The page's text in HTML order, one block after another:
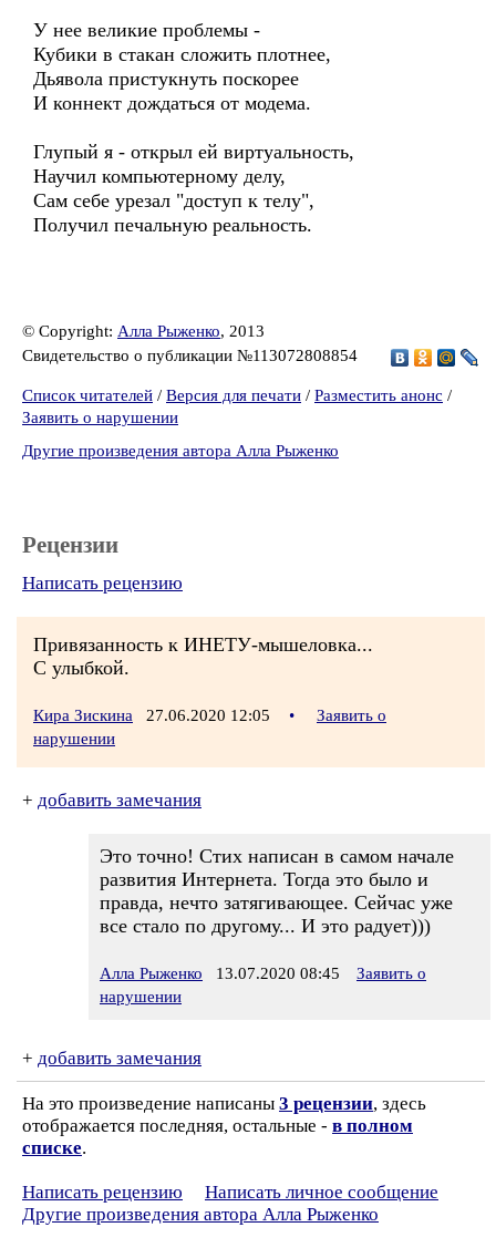
У нее великие проблемы -
Кубики в стакан сложить плотнее,
Дьявола пристукнуть поскорее
И коннект дождаться от модема.
Глупый я - открыл ей виртуальность,
Научил компьютерному делу,
Сам себе урезал "доступ к телу",
Получил печальную реальность.
© Copyright: Алла Рыженко, 2013
Свидетельство о публикации №113072808854
Список читателей / Версия для печати / Разместить анонс /
Заявить о нарушении
Другие произведения автора Алла Рыженко
Рецензии
Написать рецензию
Привязанность к ИНЕТУ-мышеловка...
С улыбкой.
Кира Зискина 27.06.2020 12:05 •
Заявить о
нарушении
+ добавить замечания
Это точно! Стих написан в самом начале
развития Интернета. Тогда это было и
правда, нечто затягивающее. Сейчас уже
все стало по другому... И это радует)))
Алла Рыженко 13.07.2020 08:45
Заявить о
нарушении
+ добавить замечания
На это произведение написаны 3 рецензии, здесь
отображается последняя, остальные - в полном
списке.
Написать рецензию
Написать личное сообщение
Другие произведения автора Алла Рыженко